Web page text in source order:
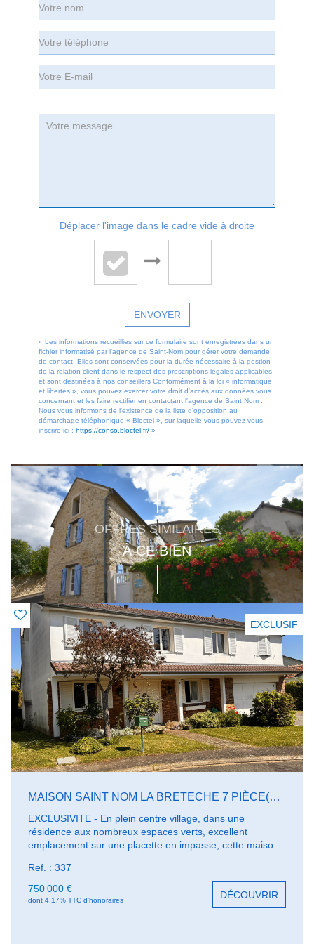
Déplacer l'image dans le cadre vide à droite
ENVOYER
« Les informations recueillies sur ce formulaire sont enregistrées dans un
fichier informatisé par l'agence de Saint-Nom pour gérer votre demande
de contact. Elles sont conservées pour la durée nécessaire à la gestion
de la relation client dans le respect des prescriptions légales applicables
et sont destinées à nos conseillers Conformément à la loi « informatique
et libertés », vous pouvez exercer votre droit d'accès aux données vous
concernant et les faire rectifier en contactant l'agence de Saint Nom .
Nous vous informons de l'existence de la liste d'opposition au
démarchage téléphonique « Bloctel », sur laquelle vous pouvez vous
inscrire ici : https://conso.bloctel.fr/ »
OFFRES SIMILAIRES
À CE BIEN
EXCLUSIF
MAISON SAINT NOM LA BRETECHE 7 PIÈCE(S) 170 M2
EXCLUSIVITE - En plein centre village, dans une
résidence aux nombreux espaces verts, excellent
emplacement sur une placette en impasse, cette maison
salon avec cheminée et salle à manger, bureau, cuisine
équipée avec accès garage, WC/LM; à l'étage une belle
suite parentale avec dressing + SDD et balcon, 3
chambres avec salle de bains. Garage double. Agréable
Ref. : 337
750 000 €
dont 4.17% TTC d'honoraires DÉCOUVRIR